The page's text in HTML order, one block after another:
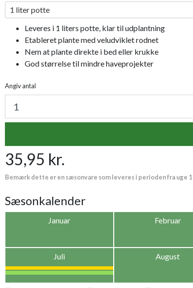
1 liter potte
Leveres i 1 liters potte, klar til udplantning
Etableret plante med veludviklet rodnet
Nem at plante direkte i bed eller krukke
God størrelse til mindre haveprojekter
Angiv antal
35,95 kr.
Bemærk dette er en sæsonvare som leveres i perioden fra uge
Sæsonkalender
Januar Februar
Juli August